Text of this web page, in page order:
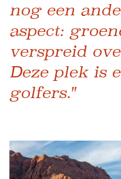
nog een
aspect:
verspreid
Deze plek is
golfers."